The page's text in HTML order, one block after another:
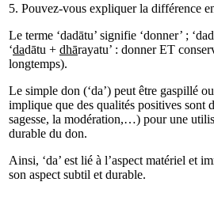
5. Pouvez-vous expliquer la différence
Le terme ‘dadātu’ signifie ‘donner’ ;
‘dadātu + dhārayatu’ : donner ET
longtemps).
Le simple don (‘da’) peut être gaspillé
implique que des qualités positives sont
sagesse, la modération,…) pour une
durable du don.
Ainsi, ‘da’ est lié à l’aspect matériel et
son aspect subtil et durable.